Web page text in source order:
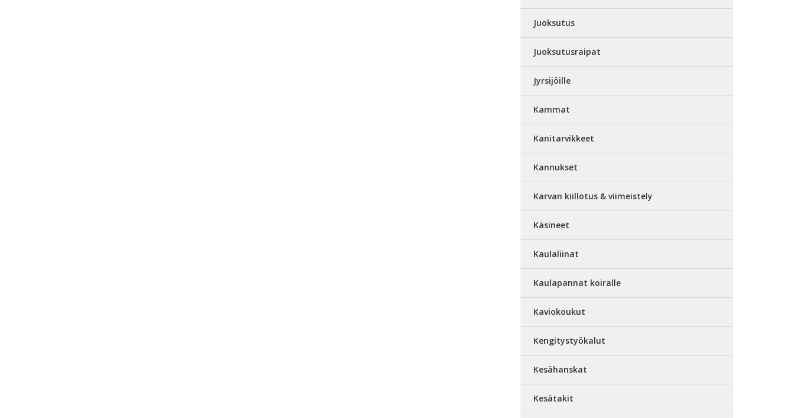
Juoksutus
Juoksutusraipat
Jyrsijöille
Kammat
Kanitarvikkeet
Kannukset
Karvan kiillotus & viimeistely
Käsineet
Kaulaliinat
Kaulapannat koiralle
Kaviokoukut
Kengitystyökalut
Kesähanskat
Kesätakit